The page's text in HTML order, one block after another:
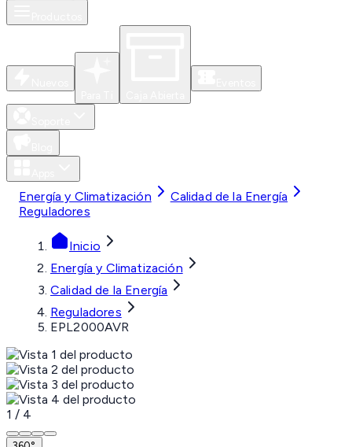
Energía y Climatización
Calidad de la Energía
Reguladores
Inicio
Energía y Climatización
Calidad de la Energía
Reguladores
EPL2000AVR
1 / 4